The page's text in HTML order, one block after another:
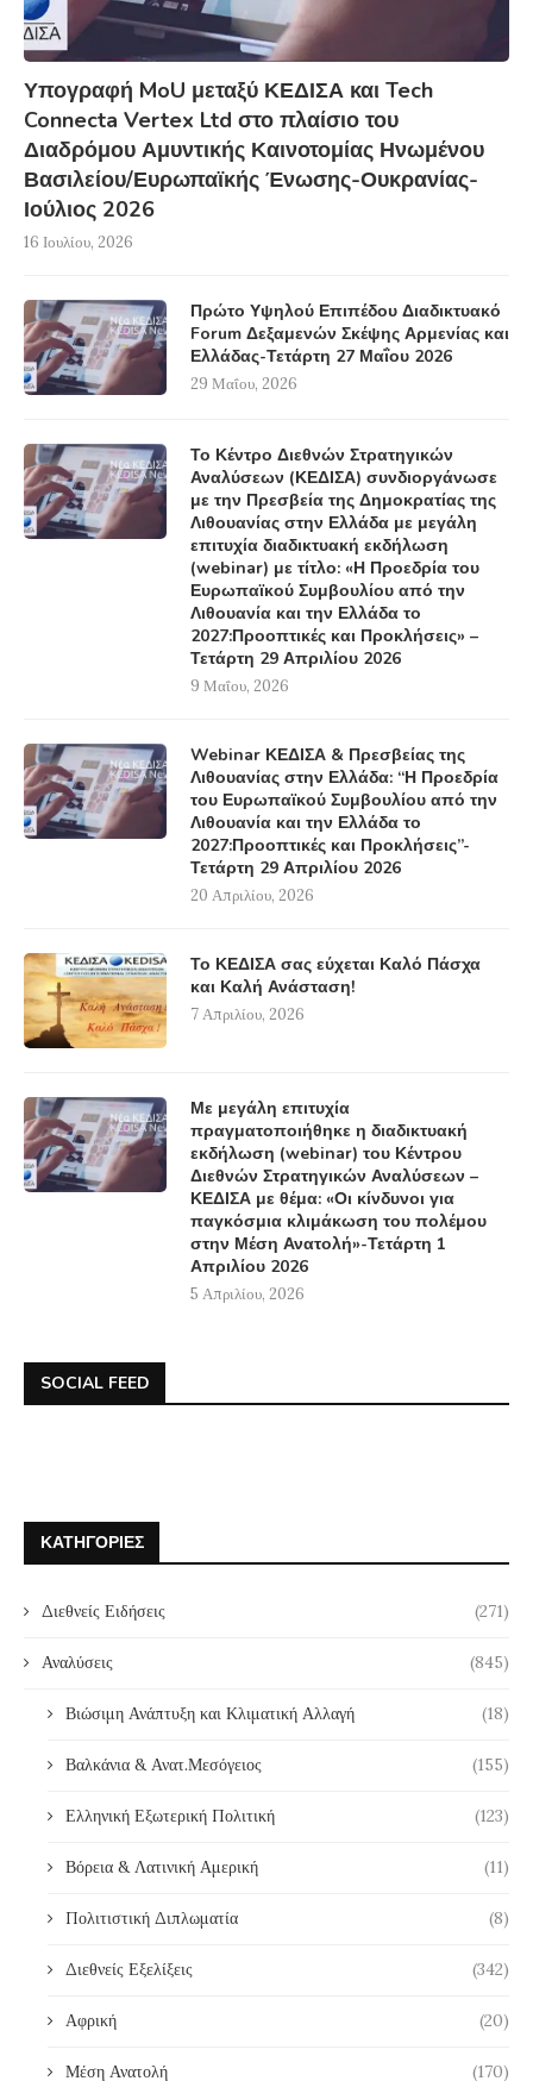
Υπογραφή MoU μεταξύ ΚΕΔΙΣΑ και Tech
Connecta Vertex Ltd στο πλαίσιο του
Διαδρόμου Αμυντικής Καινοτομίας Ηνωμένου
Βασιλείου/Ευρωπαϊκής Ένωσης-Ουκρανίας-
Ιούλιος 2026
16 Ιουλίου, 2026
Πρώτο Υψηλού Επιπέδου Διαδικτυακό
Forum Δεξαμενών Σκέψης Αρμενίας και
Ελλάδας-Τετάρτη 27 Μαΐου 2026
29 Μαΐου, 2026
Το Κέντρο Διεθνών Στρατηγικών
Αναλύσεων (ΚΕΔΙΣΑ) συνδιοργάνωσε
με την Πρεσβεία της Δημοκρατίας της
Λιθουανίας στην Ελλάδα με μεγάλη
επιτυχία διαδικτυακή εκδήλωση
(webinar) με τίτλο: «Η Προεδρία του
Ευρωπαϊκού Συμβουλίου από την
Λιθουανία και την Ελλάδα το
2027:Προοπτικές και Προκλήσεις» –
Τετάρτη 29 Απριλίου 2026
9 Μαΐου, 2026
Webinar ΚΕΔΙΣΑ & Πρεσβείας της
Λιθουανίας στην Ελλάδα: “Η Προεδρία
του Ευρωπαϊκού Συμβουλίου από την
Λιθουανία και την Ελλάδα το
2027:Προοπτικές και Προκλήσεις”-
Τετάρτη 29 Απριλίου 2026
20 Απριλίου, 2026
Το ΚΕΔΙΣΑ σας εύχεται Καλό Πάσχα
και Καλή Ανάσταση!
7 Απριλίου, 2026
Με μεγάλη επιτυχία
πραγματοποιήθηκε η διαδικτυακή
εκδήλωση (webinar) του Κέντρου
Διεθνών Στρατηγικών Αναλύσεων –
ΚΕΔΙΣΑ με θέμα: «Οι κίνδυνοι για
παγκόσμια κλιμάκωση του πολέμου
στην Μέση Ανατολή»-Τετάρτη 1
Απριλίου 2026
5 Απριλίου, 2026
SOCIAL FEED
ΚΑΤΗΓΟΡΊΕΣ
Διεθνείς Ειδήσεις (271)
Αναλύσεις (845)
Βιώσιμη Ανάπτυξη και Κλιματική Αλλαγή (18)
Βαλκάνια & Ανατ.Μεσόγειος (155)
Ελληνική Εξωτερική Πολιτική (123)
Βόρεια & Λατινική Αμερική (11)
Πολιτιστική Διπλωματία (8)
Διεθνείς Εξελίξεις (342)
Αφρική (20)
Μέση Ανατολή (170)